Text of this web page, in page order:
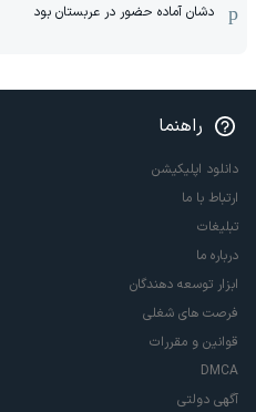
دشان آماده حضور در عربستان بود
راهنما
دانلود اپلیکیشن
ارتباط با ما
تبلیغات
درباره ما
ابزار توسعه دهندگان
فرصت های شغلی
قوانین و مقررات
DMCA
آگهی دولتی